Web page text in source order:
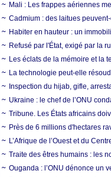
Mali : Les frappes aériennes
Cadmium : des laitues
Habiter en hauteur : un
Refusé par l'État, exigé par la
Les éclats de la mémoire et la
La technologie peut-elle
Inspection du hijab, gifle,
Ukraine : le chef de l’ONU
Tribune. Les États africains
Près de 6 millions d'hectares
L’Afrique de l’Ouest et du
Traite des êtres humains : les
Ouganda : l’ONU dénonce un